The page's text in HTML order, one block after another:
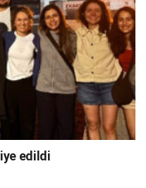
edildi